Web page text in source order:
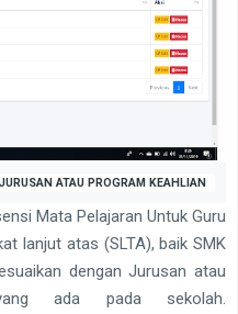
JURUSAN ATAU PROGRAM KEAHLIAN
Mata Pelajaran Untuk Guru
lanjut atas (SLTA), baik SMK
dengan Jurusan atau
ada pada sekolah.